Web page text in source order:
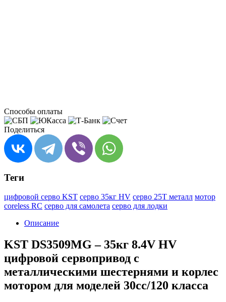
Способы оплаты
Поделиться
Теги
цифровой серво KST серво 35кг HV серво 25T металл мотор
coreless RC серво для самолета серво для лодки
Описание
KST DS3509MG – 35кг 8.4V HV
цифровой сервопривод с
металлическими шестернями и корлес
мотором для моделей 30cc/120 класса